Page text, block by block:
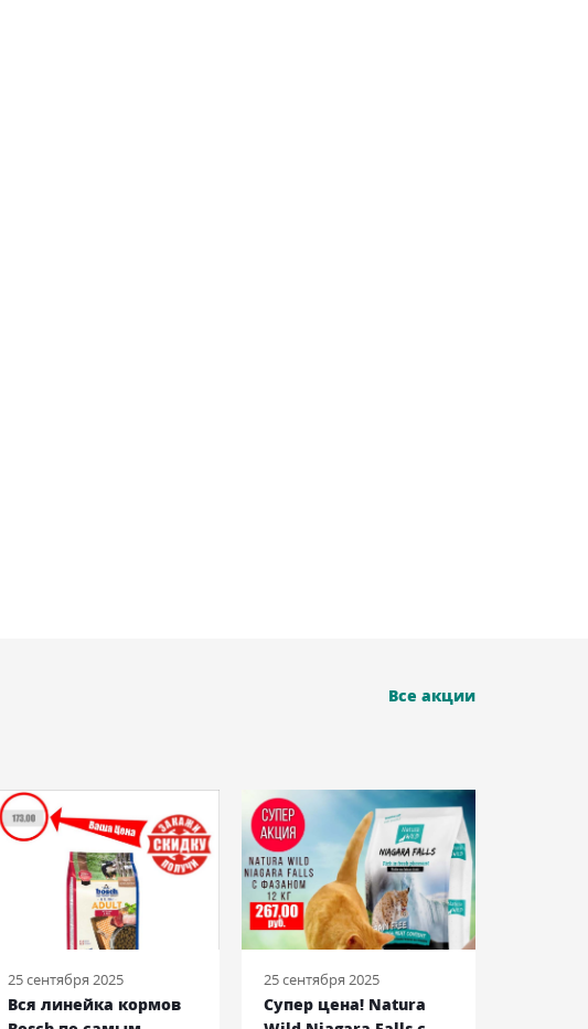
Все акции
25 сентября 2025
Вся линейка кормов
25 сентября 2025
Супер цена! Natura